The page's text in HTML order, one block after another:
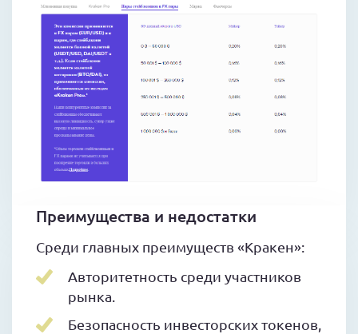
Преимущества и недостатки
Среди главных преимуществ «Кракен»:
Авторитетность среди участников
рынка.
Безопасность инвесторских токенов,